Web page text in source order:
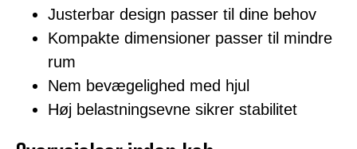
Justerbar design passer til dine behov
Kompakte dimensioner passer til mindre
rum
Nem bevægelighed med hjul
Høj belastningsevne sikrer stabilitet